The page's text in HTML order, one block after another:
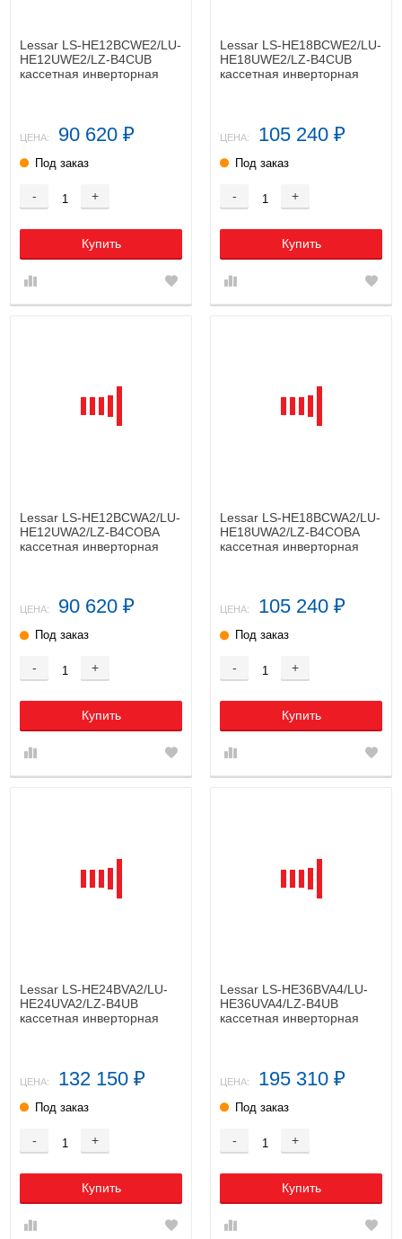
Lessar LS-HE12BCWE2/LU-
HE12UWE2/LZ-B4CUB
кассетная инверторная
ЦЕНА: 90 620 ₽
Под заказ
- +
Купить
Lessar LS-HE18BCWE2/LU-
HE18UWE2/LZ-B4CUB
кассетная инверторная
ЦЕНА: 105 240 ₽
Под заказ
- +
Купить
Lessar LS-HE12BCWA2/LU-
HE12UWA2/LZ-B4COBA
кассетная инверторная
ЦЕНА: 90 620 ₽
Под заказ
- +
Купить
Lessar LS-HE18BCWA2/LU-
HE18UWA2/LZ-B4COBA
кассетная инверторная
ЦЕНА: 105 240 ₽
Под заказ
- +
Купить
Lessar LS-HE24BVA2/LU-
HE24UVA2/LZ-B4UB
кассетная инверторная
ЦЕНА: 132 150 ₽
Под заказ
- +
Купить
Lessar LS-HE36BVA4/LU-
HE36UVA4/LZ-B4UB
кассетная инверторная
ЦЕНА: 195 310 ₽
Под заказ
- +
Купить